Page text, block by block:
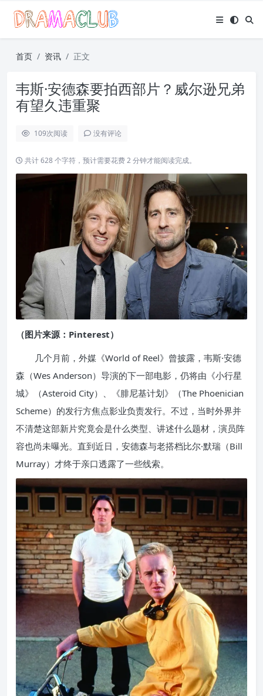
首页 资讯 正文
韦斯·安德森要拍西部片？威尔逊兄弟
有望久违重聚
109次阅读 没有评论
共计 628 个字符，预计需要花费 2 分钟才能阅读完成。
（图片来源：Pinterest）
几个月前，外媒《World of Reel》曾披露，韦斯·安德
森（Wes Anderson）导演的下一部电影，仍将由《小行星
城》（Asteroid City）、《腓尼基计划》（The Phoenician
Scheme）的发行方焦点影业负责发行。不过，当时外界并
不清楚这部新片究竟会是什么类型、讲述什么题材，演员阵
容也尚未曝光。直到近日，安德森与老搭档比尔·默瑞（Bill
Murray）才终于亲口透露了一些线索。